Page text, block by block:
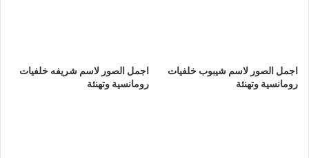
اجمل الصور لاسم شيبوب خلفيات
رومانسية وتهنئة
اجمل الصور لاسم شريفه خلفيات
رومانسية وتهنئة